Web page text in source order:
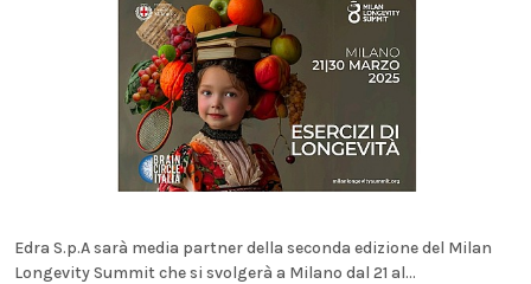
Edra S.p.A sarà media partner della seconda edizione del Milan
Longevity Summit che si svolgerà a Milano dal 21 al...